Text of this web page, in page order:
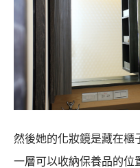
然後她的化妝鏡是藏在櫃
一層可以收納保養品的位